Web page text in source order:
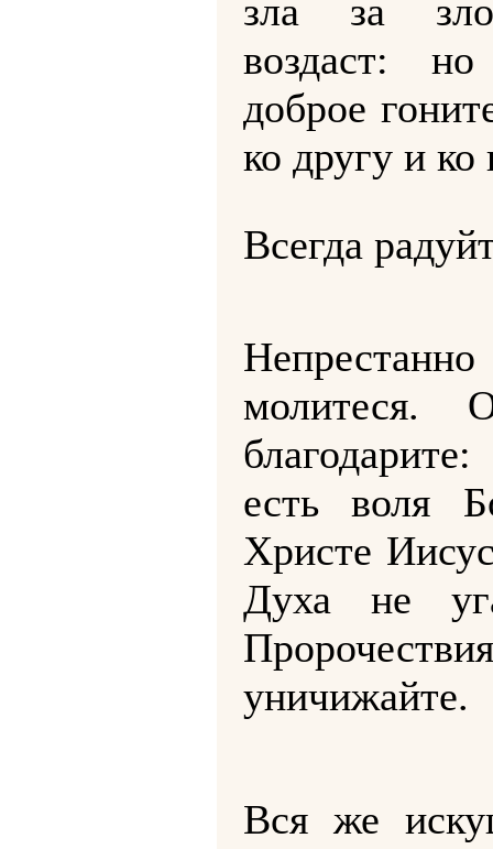
зла за
воздаст: но
доброе
ко другу и ко
Всегда
Непрестанно
молитеся.
есть воля
Христе
Духа не
уничижайте.
Вся же